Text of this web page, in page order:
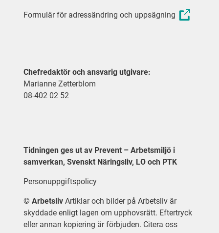
Formulär för adressändring och uppsägning
Chefredaktör och ansvarig utgivare:
Marianne Zetterblom
08-402 02 52
Tidningen ges ut av Prevent – Arbetsmiljö i
samverkan, Svenskt Näringsliv, LO och PTK
Personuppgiftspolicy
© Arbetsliv Artiklar och bilder på Arbetsliv är
skyddade enligt lagen om upphovsrätt. Eftertryck
eller annan kopiering är förbjuden. Citera oss